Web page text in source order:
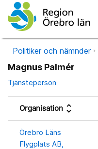
Politiker och nämnder
Magnus Palmér
Tjänsteperson
Organisation unfold_more
Örebro Läns
Flygplats AB,